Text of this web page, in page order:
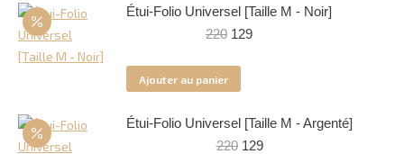
Étui-Folio Universel [Taille M - Noir]
220 Le
initial
était :
129Le
Ajouter au panier
Étui-Folio Universel [Taille M - Argenté]
220 Le
129Le